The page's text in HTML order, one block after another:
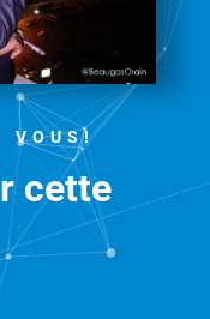
VOUS!
cette